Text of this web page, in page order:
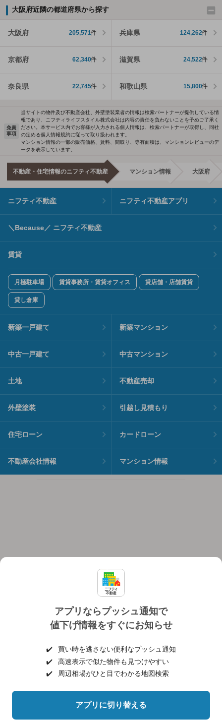
大阪府近隣の都道府県から探す
大阪府 205,571件 兵庫県 124,262件
京都府 62,340件 滋賀県 24,522件
奈良県 22,745件 和歌山県 15,800件
アプリならプッシュ通知で
値下げ情報をすぐにお知らせ
✔️
買い時を逃さない便利なプッシュ通知
✔️
高速表示で似た物件も見つけやすい
✔️
周辺相場がひと目でわかる地図検索
アプリに切り替える
免責
事項
当サイトの物件及び不動産会社、外壁塗装業者の情報は検索パートナーが提供している情
報であり、ニフティライフスタイル株式会社は内容の責任を負わないことを予めご了承く
ださい。本サービス内でお客様が入力される個人情報は、検索パートナーが取得し、同社
の定める個人情報規約に従って取り扱われます。
マンション情報の一部の販売価格、賃料、間取り、専有面積は、マンションレビューのデ
ータを表示しています。
不動産・住宅情報のニフティ不動産 マンション情報 大阪府
ニフティ不動産 ニフティ不動産アプリ
＼Because／ ニフティ不動産
賃貸
月極駐車場 賃貸事務所・賃貸オフィス 貸店舗・店舗賃貸
貸し倉庫
新築一戸建て 新築マンション
中古一戸建て 中古マンション
土地 不動産売却
外壁塗装 引越し見積もり
住宅ローン カードローン
不動産会社情報 マンション情報
個人情報保護ポリシー 利用規約
ヘルプ・お問い合わせ 採用情報
©NIFTY Lifestyle Co., Ltd.